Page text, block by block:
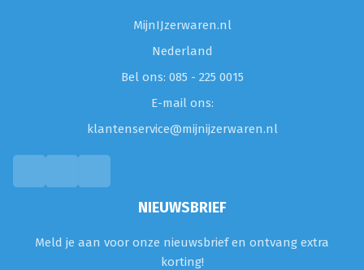
MijnIJzerwaren.nl
Nederland
Bel ons: 085 - 225 0015
E-mail ons:
klantenservice@mijnijzerwaren.nl
NIEUWSBRIEF
Meld je aan voor onze nieuwsbrief en ontvang extra
korting!